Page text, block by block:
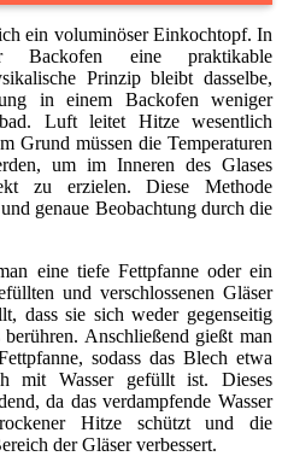
ein voluminöser Einkochtopf. In
eine praktikable
Prinzip bleibt dasselbe,
in einem Backofen weniger
Luft leitet Hitze wesentlich
Grund müssen die Temperaturen
um im Inneren des Glases
zu erzielen. Diese Methode
genaue Beobachtung durch die
eine tiefe Fettpfanne oder ein
und verschlossenen Gläser
dass sie sich weder gegenseitig
Anschließend gießt man
sodass das Blech etwa
mit Wasser gefüllt ist. Dieses
da das verdampfende Wasser
Hitze schützt und die
der Gläser verbessert.